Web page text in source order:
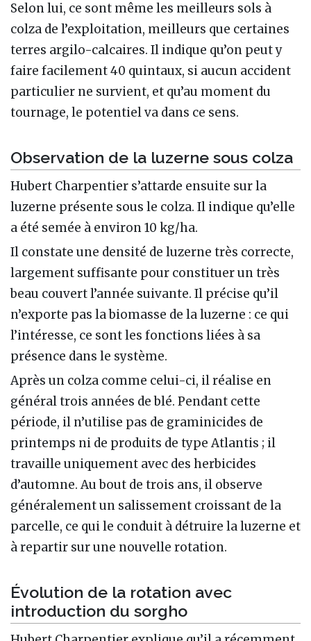
Selon lui, ce sont même les meilleurs sols à
colza de l’exploitation, meilleurs que certaines
terres argilo-calcaires. Il indique qu’on peut y
faire facilement 40 quintaux, si aucun accident
particulier ne survient, et qu’au moment du
tournage, le potentiel va dans ce sens.
Observation de la luzerne sous colza
Hubert Charpentier s’attarde ensuite sur la
luzerne présente sous le colza. Il indique qu’elle
a été semée à environ 10 kg/ha.
Il constate une densité de luzerne très correcte,
largement suffisante pour constituer un très
beau couvert l’année suivante. Il précise qu’il
n’exporte pas la biomasse de la luzerne : ce qui
l’intéresse, ce sont les fonctions liées à sa
présence dans le système.
Après un colza comme celui-ci, il réalise en
général trois années de blé. Pendant cette
période, il n’utilise pas de graminicides de
printemps ni de produits de type Atlantis ; il
travaille uniquement avec des herbicides
d’automne. Au bout de trois ans, il observe
généralement un salissement croissant de la
parcelle, ce qui le conduit à détruire la luzerne et
à repartir sur une nouvelle rotation.
Évolution de la rotation avec
introduction du sorgho